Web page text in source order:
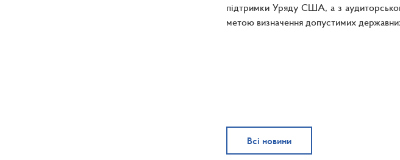
підтримки Уряду США, а з
метою визначення допустимих
Всі новини